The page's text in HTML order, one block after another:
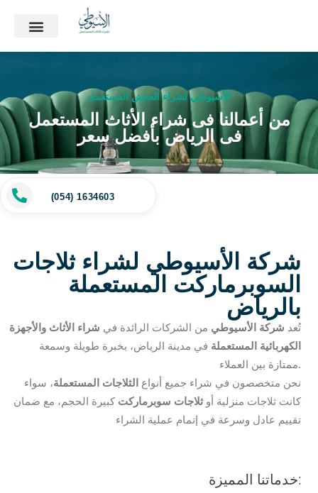
الأسيوطي لشراء العفش المستعمل
من أعمالنا فى شراء الأثاث المستعمل
فى الرياض بأفضل سعر
شركة الأسيوطي لشراء ثلاجات
السوبرماركت المستعملة
بالرياض
تُعد شركة الأسيوطي من الشركات الرائدة في شراء الأثاث والأجهزة
الكهربائية المستعملة في مدينة الرياض، بخبرة طويلة وسمعة
ممتازة بين العملاء.
نحن متخصصون في شراء جميع أنواع الثلاجات المستعملة، سواء
كانت ثلاجات منزلية أوثلاجات سوبرماركت كبيرة الحجم، مع ضمان
تقييم عادل وسرعة في إتمام عملية الشراء
خدماتنا المميزة:
(054) 1634603